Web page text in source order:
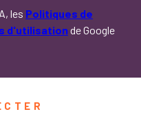
les Politiques de
d'utilisationde Google